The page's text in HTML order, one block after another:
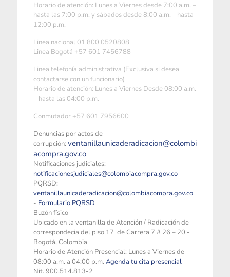
Horario de atención: Lunes a Viernes desde 7:00 a.m. –
hasta las 7:00 p.m. y sábados desde 8:00 a.m. - hasta
12:00 p.m.
Linea nacional 01 800 0520808
Linea Bogotá +57 601 7456788
Linea telefonía administrativa (Exclusiva si desea
contactarse con un funcionario)
Horario de atención: Lunes a Viernes Desde 08:00 a.m.
– hasta las 04:00 p.m.
Conmutador +57 601 7956600
Denuncias por actos de
corrupción: ventanillaunicaderadicacion@colombi
acompra.gov.co
Notificaciones judiciales:
notificacionesjudiciales@colombiacompra.gov.co
PQRSD:
ventanillaunicaderadicacion@colombiacompra.gov.co
- Formulario PQRSD
Buzón físico
Ubicado en la ventanilla de Atención / Radicación de
correspondecia del piso 17 de Carrera 7 # 26 – 20 -
Bogotá, Colombia
Horario de Atención Presencial: Lunes a Viernes de
08:00 a.m. a 04:00 p.m. Agenda tu cita presencial
Nit. 900.514.813-2